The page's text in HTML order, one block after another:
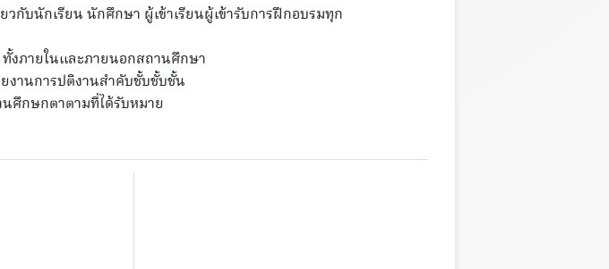
กับนักเรียน นักศึกษา ผู้เข้าเรียนผู้เข้ารับการฝึกอบรมทุก
งภายในและภายนอกสถานศึกษา
งานการปติงานสำคับชั้บชั้บชั้น
ศึกษกตาตามที่ได้รับหมาย